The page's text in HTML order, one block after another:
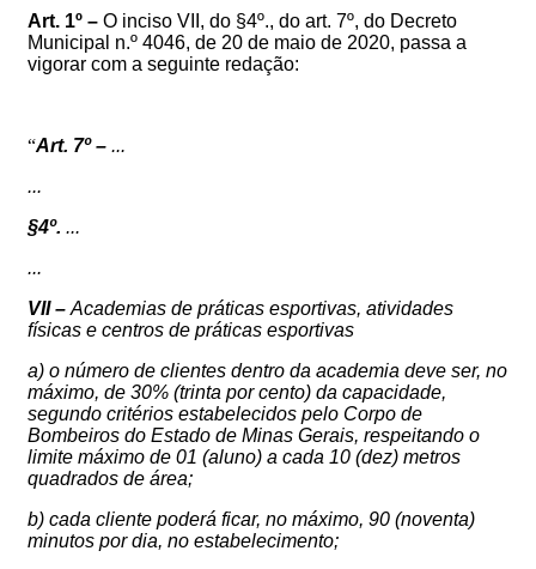
Art. 1º – O inciso VII, do §4º., do art. 7º, do Decreto
Municipal n.º 4046, de 20 de maio de 2020, passa a
vigorar com a seguinte redação:
“Art. 7º – ...
...
§4º. ...
...
VII – Academias de práticas esportivas, atividades
físicas e centros de práticas esportivas
a) o número de clientes dentro da academia deve ser, no
máximo, de 30% (trinta por cento) da capacidade,
segundo critérios estabelecidos pelo Corpo de
Bombeiros do Estado de Minas Gerais, respeitando o
limite máximo de 01 (aluno) a cada 10 (dez) metros
quadrados de área;
b) cada cliente poderá ficar, no máximo, 90 (noventa)
minutos por dia, no estabelecimento;